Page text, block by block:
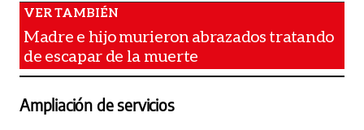
Madre e hijo murieron abrazados tratando
de escapar de la muerte
Ampliación de servicios